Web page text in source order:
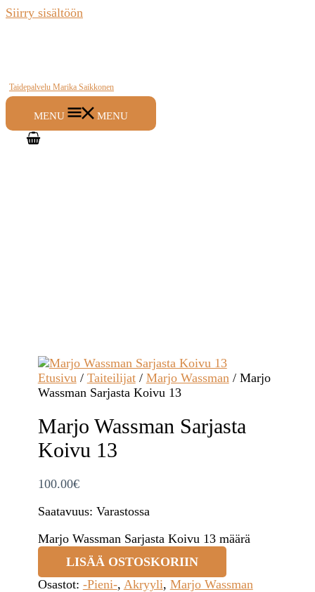
Siirry sisältöön
Taidepalvelu Marika Saikkonen
MENU MENU
Etusivu/ Taiteilijat/ Marjo Wassman/ Marjo
Wassman Sarjasta Koivu 13
Marjo Wassman Sarjasta
Koivu 13
100.00€
Saatavuus: Varastossa
Marjo Wassman Sarjasta Koivu 13 määrä
LISÄÄ OSTOSKORIIN
Osastot: -Pieni-, Akryyli, Marjo Wassman